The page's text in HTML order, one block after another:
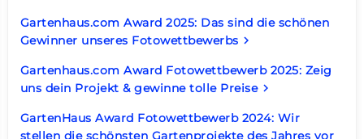
Gartenhaus.com Award 2025: Das sind die schönen
Gewinner unseres Fotowettbewerbs keyboard_arrow_right
Gartenhaus.com Award Fotowettbewerb 2025: Zeig
uns dein Projekt & gewinne tolle Preisekeyboard_arrow_right
GartenHaus Award Fotowettbewerb 2024: Wir
stellen die schönsten Gartenprojekte des Jahres vor